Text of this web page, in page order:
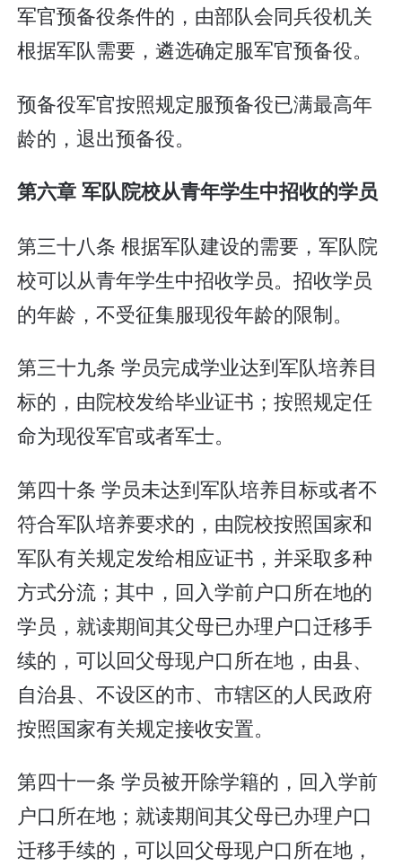
军官预备役条件的，由部队会同兵役机关
根据军队需要，遴选确定服军官预备役。
预备役军官按照规定服预备役已满最高年
龄的，退出预备役。
第六章 军队院校从青年学生中招收的学员
第三十八条 根据军队建设的需要，军队院
校可以从青年学生中招收学员。招收学员
的年龄，不受征集服现役年龄的限制。
第三十九条 学员完成学业达到军队培养目
标的，由院校发给毕业证书；按照规定任
命为现役军官或者军士。
第四十条 学员未达到军队培养目标或者不
符合军队培养要求的，由院校按照国家和
军队有关规定发给相应证书，并采取多种
方式分流；其中，回入学前户口所在地的
学员，就读期间其父母已办理户口迁移手
续的，可以回父母现户口所在地，由县、
自治县、不设区的市、市辖区的人民政府
按照国家有关规定接收安置。
第四十一条 学员被开除学籍的，回入学前
户口所在地；就读期间其父母已办理户口
迁移手续的，可以回父母现户口所在地，